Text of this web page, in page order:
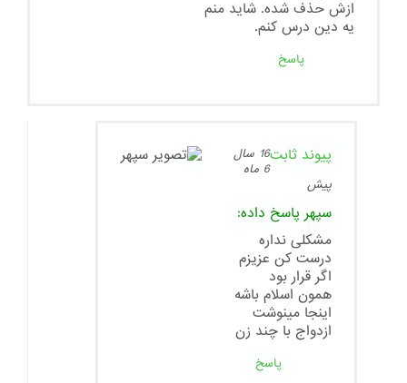
ازش حذف شده. شاید منم
یه دین درس کنم.
پاسخ
پیوند ثابت
16 سال
6 ماه
پیش
سپهر پاسخ داده:
مشکلی نداره
درست کن عزیزم
اگر قرار بود
همون اسلام باشه
اینجا مینوشت
ازدواج با چند زن
پاسخ